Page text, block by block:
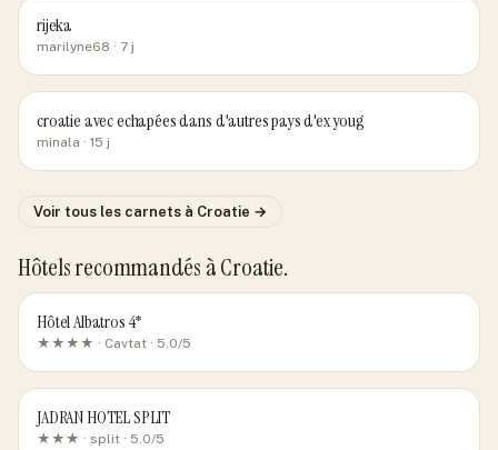
rijeka
marilyne68 · 7 j
croatie avec echapées dans d'autres pays d'ex youg
minala · 15 j
Voir tous les carnets à Croatie →
Hôtels recommandés à Croatie.
Hôtel Albatros 4*
★★★★ · Cavtat · 5.0/5
JADRAN HOTEL SPLIT
★★★ · split · 5.0/5